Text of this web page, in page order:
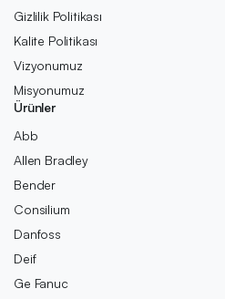
Gizlilik Politikası
Kalite Politikası
Vizyonumuz
Misyonumuz
Ürünler
Abb
Allen Bradley
Bender
Consilium
Danfoss
Deif
Ge Fanuc